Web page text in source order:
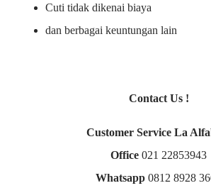
Cuti tidak dikenai biaya
dan berbagai keuntungan lain
Contact Us !
Customer Service La
Office 021 22853943
Whatsapp 0812 8928